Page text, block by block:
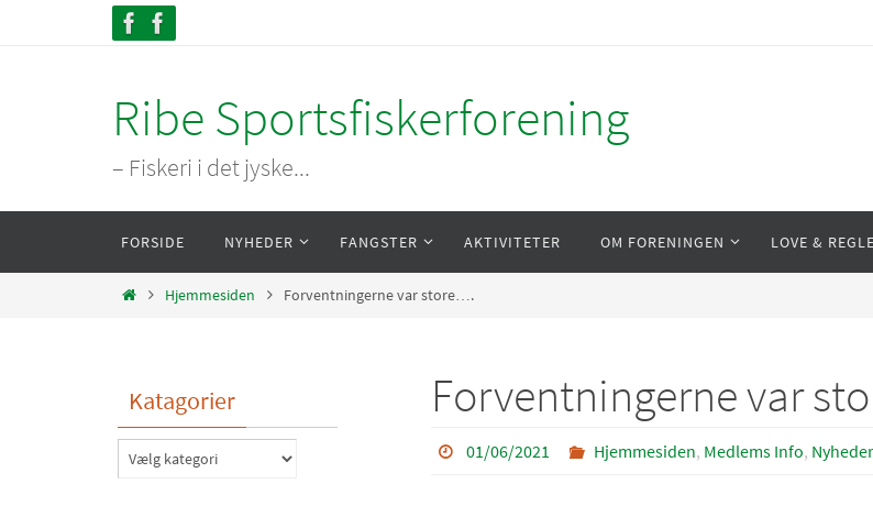
Ribe Sportsfiskerforening
– Fiskeri i det jyske...
content
FORSIDE NYHEDER FANGSTER AKTIVITETER OM FORENINGEN LOVE &
HomeHjemmesiden Forventningerne var store….
Forventningerne var
01/06/2021 Hjemmesiden, Medlems Info,
Katagorier
Katagorier